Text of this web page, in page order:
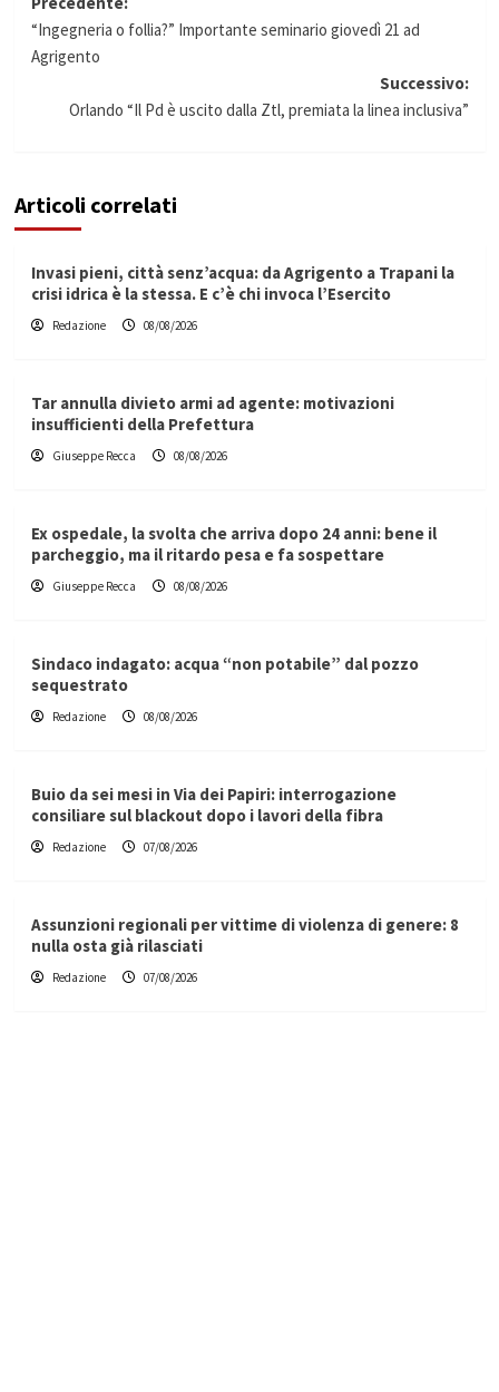
Navigazione
articolo
“Ingegneria o follia?” Importante seminario giovedì 21 ad
Agrigento
Successivo:
Orlando “Il Pd è uscito dalla Ztl, premiata la linea inclusiva”
Articoli correlati
Invasi pieni, città senz’acqua: da Agrigento a Trapani la
crisi idrica è la stessa. E c’è chi invoca l’Esercito
Redazione 08/08/2026
Tar annulla divieto armi ad agente: motivazioni
insufficienti della Prefettura
Giuseppe Recca 08/08/2026
Ex ospedale, la svolta che arriva dopo 24 anni: bene il
parcheggio, ma il ritardo pesa e fa sospettare
Giuseppe Recca 08/08/2026
Sindaco indagato: acqua “non potabile” dal pozzo
sequestrato
Redazione 08/08/2026
Buio da sei mesi in Via dei Papiri: interrogazione
consiliare sul blackout dopo i lavori della fibra
Redazione 07/08/2026
Assunzioni regionali per vittime di violenza di genere: 8
nulla osta già rilasciati
Redazione 07/08/2026